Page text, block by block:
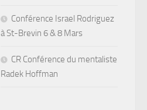
Conférence Israel Rodriguez
à St-Brevin 6 & 8 Mars
CR Conférence du mentaliste
Radek Hoffman